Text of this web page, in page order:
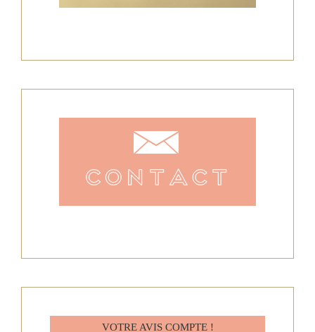
VOTRE AVIS COMPTE !